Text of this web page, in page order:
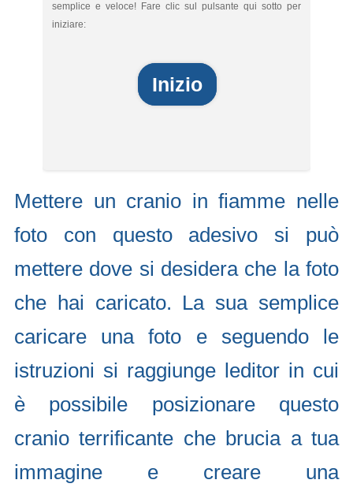
semplice e veloce! Fare clic sul pulsante qui sotto per
iniziare:
Inizio
Mettere un cranio in fiamme nelle
foto con questo adesivo si può
mettere dove si desidera che la foto
che hai caricato. La sua semplice
caricare una foto e seguendo le
istruzioni si raggiunge leditor in cui
è possibile posizionare questo
cranio terrificante che brucia a tua
immagine e creare una